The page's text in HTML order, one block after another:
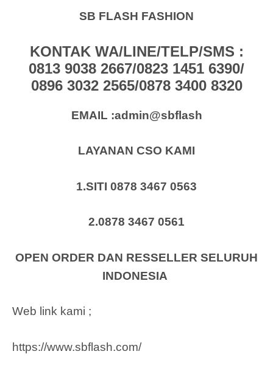
SB FLASH FASHION
KONTAK WA/LINE/TELP/SMS :
0813 9038 2667/0823 1451 6390/
0896 3032 2565/0878 3400 8320
EMAIL :admin@sbflash
LAYANAN CSO KAMI
1.SITI 0878 3467 0563
2.0878 3467 0561
OPEN ORDER DAN RESSELLER SELURUH
INDONESIA
Web link kami ;
https://www.sbflash.com/